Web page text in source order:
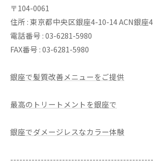
〒104-0061
住所 : 東京都中央区銀座4-10-14 ACN銀座
電話番号 : 03-6281-5980
FAX番号 : 03-6281-5980
銀座で髪質改善メニューをご提供
最高のトリートメントを銀座で
銀座でダメージレスなカラー体験